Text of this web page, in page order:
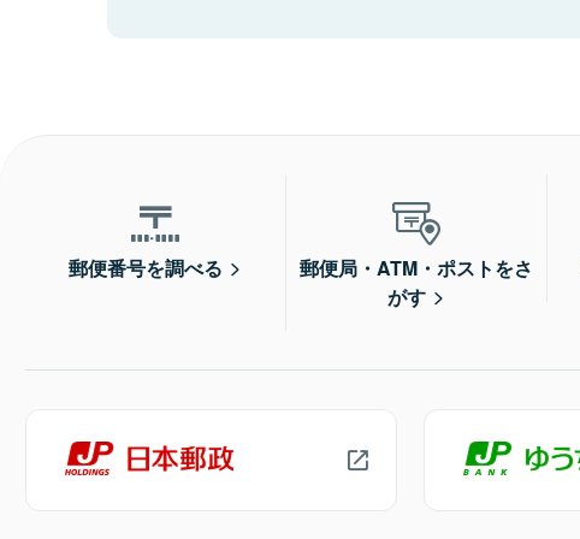
郵便番号を調べる
郵便局・ATM・ポストをさ
がす